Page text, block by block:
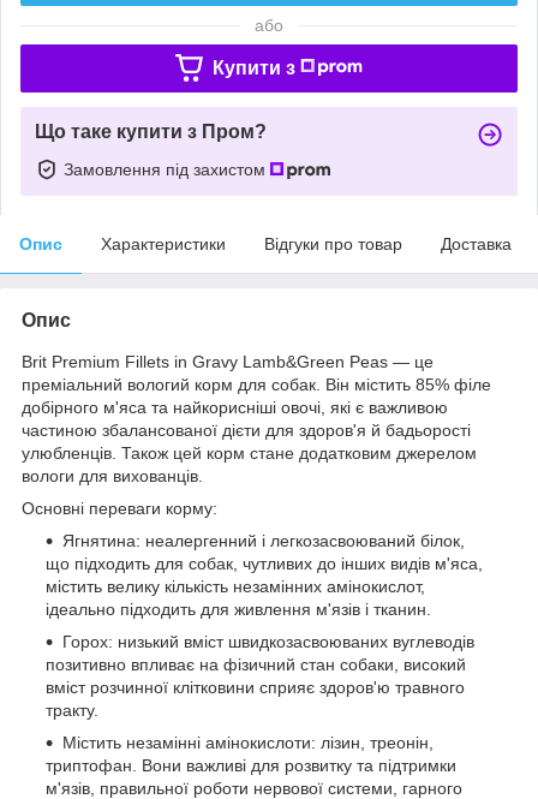
або
Купити з
Що таке купити з Пром?
Замовлення під захистом
Опис Характеристики Відгуки про товар Доставка
Опис
Brit Premium Fillets in Gravy Lamb&Green Peas — це
преміальний вологий корм для собак. Він містить 85% філе
добірного м'яса та найкорисніші овочі, які є важливою
частиною збалансованої дієти для здоров'я й бадьорості
улюбленців. Також цей корм стане додатковим джерелом
вологи для вихованців.
Основні переваги корму:
Ягнятина: неалергенний і легкозасвоюваний білок,
що підходить для собак, чутливих до інших видів м'яса,
містить велику кількість незамінних амінокислот,
ідеально підходить для живлення м'язів і тканин.
Горох: низький вміст швидкозасвоюваних вуглеводів
позитивно впливає на фізичний стан собаки, високий
вміст розчинної клітковини сприяє здоров'ю травного
тракту.
Містить незамінні амінокислоти: лізин, треонін,
триптофан. Вони важливі для розвитку та підтримки
м'язів, правильної роботи нервової системи, гарного